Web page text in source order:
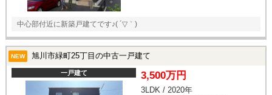
中心部付近に新築戸建てです♪( ´▽｀)
NEW 旭川市緑町25丁目の中古一戸建て
一戸建て 3,500万円
3LDK / 2020年